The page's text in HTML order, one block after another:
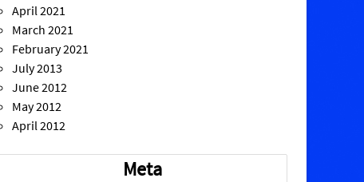
April 2021
March 2021
February 2021
July 2013
June 2012
May 2012
April 2012
Meta